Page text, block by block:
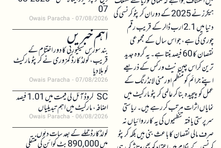
ہیکرز نے 2025 کے دوران کرپٹو کرنسی کی
دنیا میں 2.1 ارب ڈالر کے قریب رقم
چوری کی ہے، جو اس سال کے مجموعی
نقصان کا 60 فیصد بنتا ہے۔ یہ گروہ جدید
ترین کراس چین نیٹ ورکس کے ذریعے
اپنے جرائم کو منظم اور منی لانڈرنگ کے
عمل کو پیچیدہ بنا کر عالمی کرپٹو مارکیٹ میں
نمایاں اثرات مرتب کر رہے ہیں۔ ریاستی
سرپرستی یافتہ تنظیموں کی یہ کارروائیاں نہ
صرف مالی نقصان کا باعث بنی ہیں بلکہ کرپٹو
07
Owais Paracha 07/08/2026
اہم خبریں
بند سورس سیکیورٹی کا دور اختتام کے
قریب، کولڈ کارڈ کمزوری نے کرپٹو مارکیٹ
کو ہلا دیا
Owais Paracha 07/08/2026
SC کروڈ آئل کی قیمت میں 1.01 فیصد
اضافہ، مارکیٹ میں اہم تبدیلیاں
Owais Paracha 06/08/2026
کولڈکارڈ حملے کے بعد سات دنوں
میں 890,000 بٹ کوائن کی منتقلی